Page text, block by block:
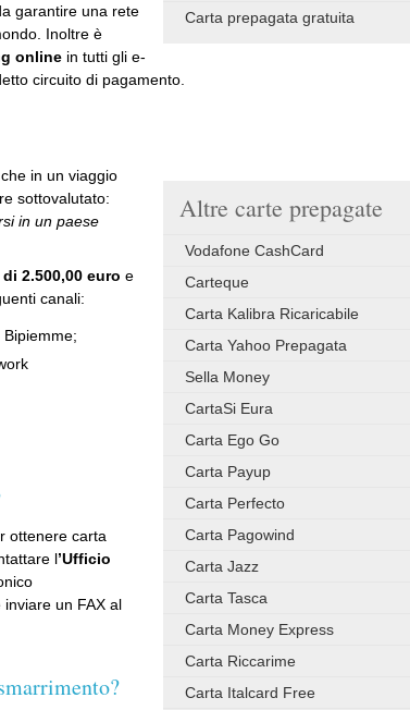
Carta prepagata gratuita
garantire una rete
Inoltre è
online in tutti gli e-
circuito di pagamento.
Altre carte prepagate
Vodafone CashCard
Carteque
Carta Kalibra Ricaricabile
Carta Yahoo Prepagata
Sella Money
CartaSi Eura
Carta Ego Go
Carta Payup
Carta Perfecto
Carta Pagowind
Carta Jazz
Carta Tasca
Carta Money Express
Carta Riccarime
Carta Italcard Free
in un viaggio
sottovalutato:
in un paese
2.500,00 euro e
canali:
ottenere carta
l’Ufficio
un FAX al